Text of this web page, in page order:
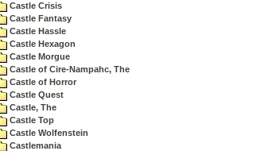
Castle Crisis
Castle Fantasy
Castle Hassle
Castle Hexagon
Castle Morgue
Castle of Cire-Nampahc, The
Castle of Horror
Castle Quest
Castle, The
Castle Top
Castle Wolfenstein
Castlemania